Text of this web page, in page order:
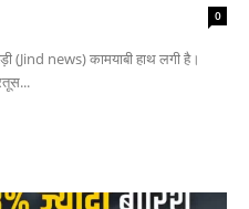
0
(Jind news) कामयाबी हाथ लगी है।